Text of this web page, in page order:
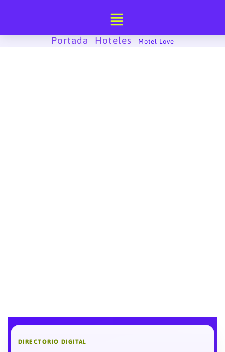
contenido Portada Hoteles Motel Love
DIRECTORIO DIGITAL